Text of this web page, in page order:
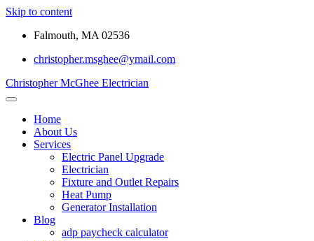
Skip to content
Falmouth, MA 02536
christopher.msghee@ymail.com
Christopher McGhee Electrician
Home
About Us
Services
Electric Panel Upgrade
Electrician
Fixture and Outlet Repairs
Heat Pump
Generator Installation
Blog
adp paycheck calculator